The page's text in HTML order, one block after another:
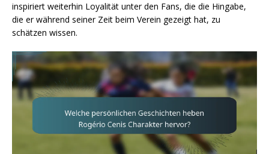
inspiriert weiterhin Loyalität unter den Fans, die die Hingabe,
die er während seiner Zeit beim Verein gezeigt hat, zu
schätzen wissen.